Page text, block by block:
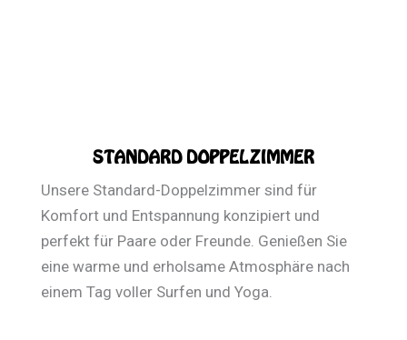
STANDARD DOPPELZIMMER
Unsere Standard-Doppelzimmer sind für
Komfort und Entspannung konzipiert und
perfekt für Paare oder Freunde. Genießen Sie
eine warme und erholsame Atmosphäre nach
einem Tag voller Surfen und Yoga.